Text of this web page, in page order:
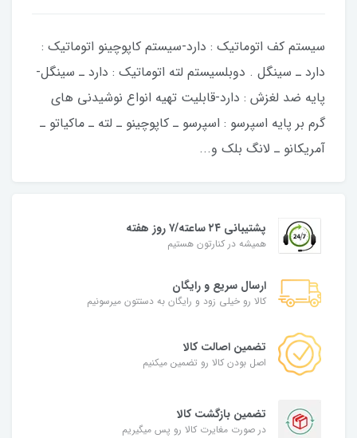
سیستم کف اتوماتیک : دارد-سیستم کاپوچینو اتوماتیک :
دارد ـ سینگل . دوبلسیستم لته اتوماتیک : دارد ـ سینگل-
پایه ضد لغزش : دارد-قابلیت تهیه انواع نوشیدنی های
گرم بر پایه اسپرسو : اسپرسو ـ کاپوچینو ـ لته ـ ماکیاتو ـ
آمریکانو ـ لانگ بلک و...
پشتیبانی ۲۴ ساعته/۷ روز هفته
همیشه در کنارتون هستیم
ارسال سریع و رایگان
کالا رو خیلی زود و رایگان به دستتون میرسونیم
تضمین اصالت کالا
اصل بودن کالا رو تضمین میکنیم
تضمین بازگشت کالا
در صورت مغایرت کالا رو پس میگیریم